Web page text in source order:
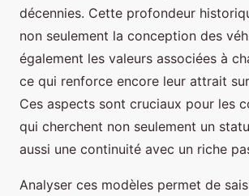
décennies. Cette profondeur
non seulement la conception des
également les valeurs associées à
ce qui renforce encore leur attrait
Ces aspects sont cruciaux pour les
qui cherchent non seulement un
aussi une continuité avec un riche
Analyser ces modèles permet de